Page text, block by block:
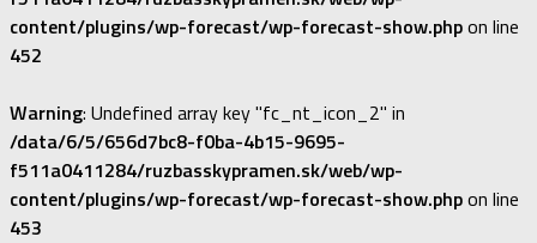
content/plugins/wp-forecast/wp-forecast-show.phpon line
452
Warning: Undefined array key "fc_nt_icon_2" in
/data/6/5/656d7bc8-f0ba-4b15-9695-
f511a0411284/ruzbasskypramen.sk/web/wp-
content/plugins/wp-forecast/wp-forecast-show.phpon line
453